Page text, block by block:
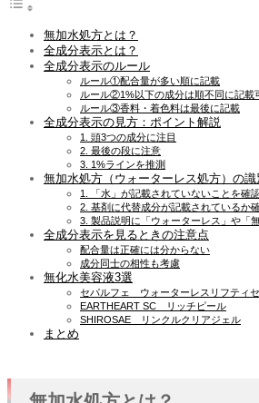
無加水処方とは？
全成分表示とは？
全成分表示のルール
ルール①配合量が多い順に記載
ルール②1%以下の成分は順不同に記載
ルール③香料・着色料は最後に記載
全成分表示の見方：ポイント解説
1. 頭3つの成分に注目
2. 最後の段に注意
3. 1%ラインを推測
無加水処方（ウォーターレス処方）の識
1. 「水」が記載されていないことを確
2. 基剤に代替成分が記載されているか
3. 製品説明に「ウォーターレス」や「
全成分表示を見るときの注意点
配合量は正確には分からない
成分同士の相性も考慮
無化水美容液3選
セパルフェ ウォーターレスリフティ
EARTHEART SC リッチピール
SHIROSAE リンクルクリアジェル
まとめ